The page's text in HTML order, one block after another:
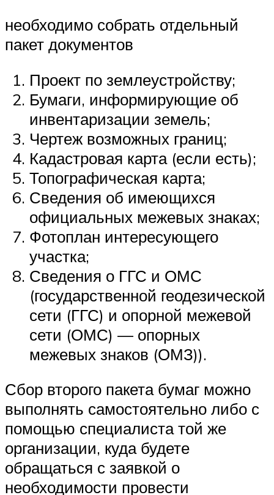
необходимо собрать отдельный
пакет документов
Проект по землеустройству;
Бумаги, информирующие об
инвентаризации земель;
Чертеж возможных границ;
Кадастровая карта (если есть);
Топографическая карта;
Сведения об имеющихся
официальных межевых знаках;
Фотоплан интересующего
участка;
Сведения о ГГС и ОМС
(государственной геодезической
сети (ГГС) и опорной межевой
сети (ОМС) — опорных
межевых знаков (ОМЗ)).
Сбор второго пакета бумаг можно
выполнять самостоятельно либо с
помощью специалиста той же
организации, куда будете
обращаться с заявкой о
необходимости провести